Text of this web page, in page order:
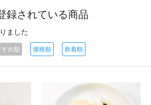
録されている商品
ました
すめ順 価格順 新着順